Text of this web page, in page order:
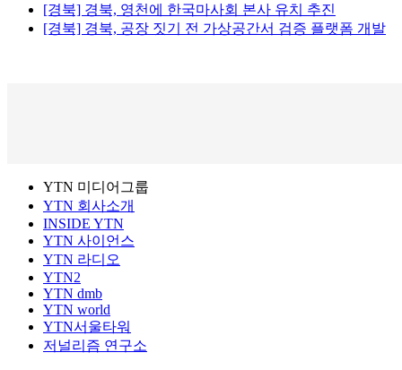
[경북] 경북, 영천에 한국마사회 본사 유치 추진
[경북] 경북, 공장 짓기 전 가상공간서 검증 플랫폼 개발
YTN 미디어그룹
YTN 회사소개
INSIDE YTN
YTN 사이언스
YTN 라디오
YTN2
YTN dmb
YTN world
YTN서울타워
저널리즘 연구소